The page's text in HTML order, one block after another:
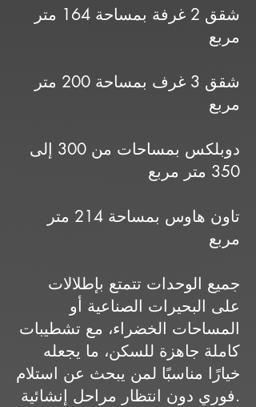
شقق 2 غرفة بمساحة 164 متر
مربع
شقق 3 غرف بمساحة 200 متر
مربع
دوبلكس بمساحات من 300 إلى
350 متر مربع
تاون هاوس بمساحة 214 متر
مربع
جميع الوحدات تتمتع بإطلالات
على البحيرات الصناعية أو
المساحات الخضراء، مع تشطيبات
كاملة جاهزة للسكن، ما يجعله
خيارًا مناسبًا لمن يبحث عن استلام
فوري دون انتظار مراحل إنشائية.